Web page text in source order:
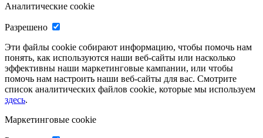
Аналитические cookie
Разрешено
Эти файлы cookie собирают информацию, чтобы помочь нам
понять, как используются наши веб-сайты или насколько
эффективны наши маркетинговые кампании, или чтобы
помочь нам настроить наши веб-сайты для вас. Смотрите
список аналитических файлов cookie, которые мы используем
здесь.
Маркетинговые cookie